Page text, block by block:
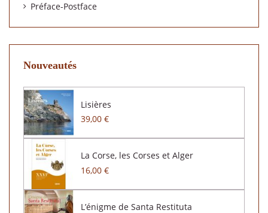
Préface-Postface
Nouveautés
Lisières
39,00 €
La Corse, les Corses et Alger
16,00 €
L’énigme de Santa Restituta